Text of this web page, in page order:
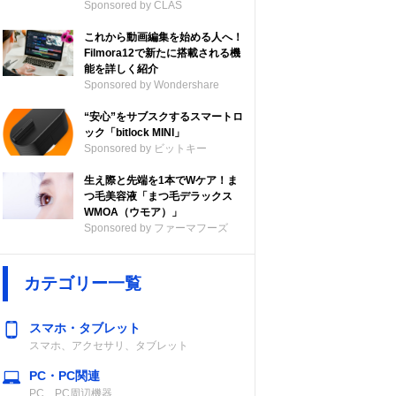
Sponsored by CLAS
これから動画編集を始める人へ！
Filmora12で新たに搭載される機
能を詳しく紹介
Sponsored by Wondershare
“安心”をサブスクするスマートロ
ック「bitlock MINI」
Sponsored by ビットキー
生え際と先端を1本でWケア！ま
つ毛美容液「まつ毛デラックス
WMOA（ウモア）」
Sponsored by ファーマフーズ
カテゴリー一覧
スマホ・タブレット
スマホ、アクセサリ、タブレット
PC・PC関連